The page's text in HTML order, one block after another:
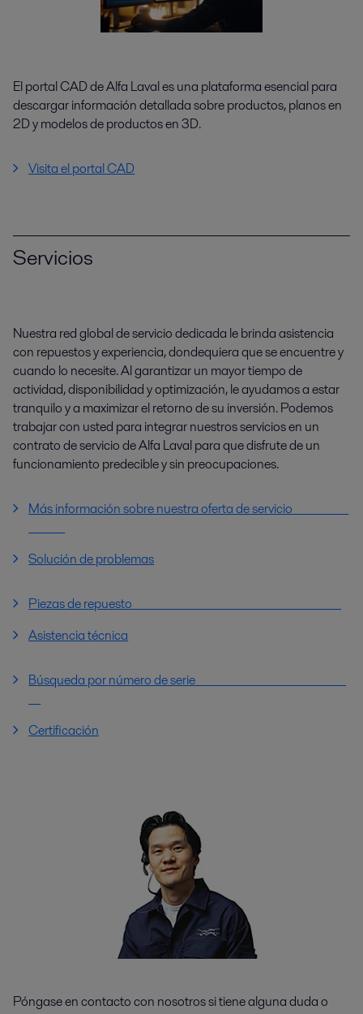
El portal CAD de Alfa Laval es una plataforma esencial para
descargar información detallada sobre productos, planos en
2D y modelos de productos en 3D.
Visita el portal CAD
Servicios
Nuestra red global de servicio dedicada le brinda asistencia
con repuestos y experiencia, dondequiera que se encuentre y
cuando lo necesite. Al garantizar un mayor tiempo de
actividad, disponibilidad y optimización, le ayudamos a estar
tranquilo y a maximizar el retorno de su inversión. Podemos
trabajar con usted para integrar nuestros servicios en un
contrato de servicio de Alfa Laval para que disfrute de un
funcionamiento predecible y sin preocupaciones.
Más información sobre nuestra oferta de servicio
Solución de problemas
Piezas de repuesto
Asistencia técnica
Búsqueda por número de serie
Certificación
Póngase en contacto con nosotros si tiene alguna duda o